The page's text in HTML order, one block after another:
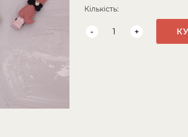
Кількість:
- +